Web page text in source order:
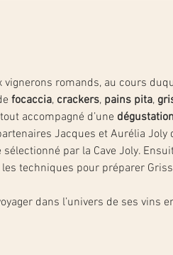
romands, au cours
focaccia, crackers, pains pita,
accompagné d’une
Jacques et Aurélia Joly
par la Cave Joly.
techniques pour préparer
dans l’univers de ses vins